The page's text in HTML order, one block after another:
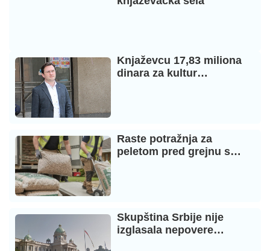
Knjaževcu 17,83 miliona
dinara za kultur…
Raste potražnja za
peletom pred grejnu s…
Skupština Srbije nije
izglasala nepovere…